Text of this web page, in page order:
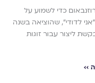
כדי לשמוע על
לדודי״, שהוציאה בשנה
ליצור עבור זוגות
››